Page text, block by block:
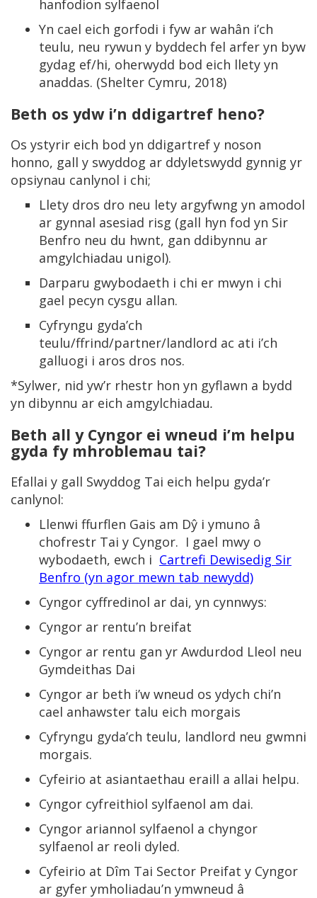
hanfodion sylfaenol
Yn cael eich gorfodi i fyw ar wahân i’ch
teulu, neu rywun y byddech fel arfer yn byw
gydag ef/hi, oherwydd bod eich llety yn
anaddas. (Shelter Cymru, 2018)
Beth os ydw i’n ddigartref heno?
Os ystyrir eich bod yn ddigartref y noson
honno, gall y swyddog ar ddyletswydd gynnig yr
opsiynau canlynol i chi;
Llety dros dro neu lety argyfwng yn amodol
ar gynnal asesiad risg (gall hyn fod yn Sir
Benfro neu du hwnt, gan ddibynnu ar
amgylchiadau unigol).
Darparu gwybodaeth i chi er mwyn i chi
gael pecyn cysgu allan.
Cyfryngu gyda’ch
teulu/ffrind/partner/landlord ac ati i’ch
galluogi i aros dros nos.
*Sylwer, nid yw’r rhestr hon yn gyflawn a bydd
yn dibynnu ar eich amgylchiadau.
Beth all y Cyngor ei wneud i’m helpu
gyda fy mhroblemau tai?
Efallai y gall Swyddog Tai eich helpu gyda’r
canlynol:
Llenwi ffurflen Gais am Dŷ i ymuno â
chofrestr Tai y Cyngor. I gael mwy o
wybodaeth, ewch i Cartrefi Dewisedig Sir
Benfro (yn agor mewn tab newydd)
Cyngor cyffredinol ar dai, yn cynnwys:
Cyngor ar rentu’n breifat
Cyngor ar rentu gan yr Awdurdod Lleol neu
Gymdeithas Dai
Cyngor ar beth i’w wneud os ydych chi’n
cael anhawster talu eich morgais
Cyfryngu gyda’ch teulu, landlord neu gwmni
morgais.
Cyfeirio at asiantaethau eraill a allai helpu.
Cyngor cyfreithiol sylfaenol am dai.
Cyngor ariannol sylfaenol a chyngor
sylfaenol ar reoli dyled.
Cyfeirio at Dîm Tai Sector Preifat y Cyngor
ar gyfer ymholiadau’n ymwneud â